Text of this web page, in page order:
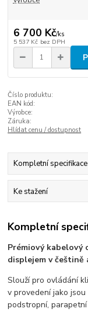
6 700 Kč/ks
5 537 Kč bez DPH
Číslo produktu:
EAN kód:
Výrobce:
Záruka:
Hlídat cenu / dostupnost
Kompletní specifikace
Ke stažení
Kompletní
Prémiový kabelový
displejem v
Slouží pro ovládání
v provedení jako
podstropní,